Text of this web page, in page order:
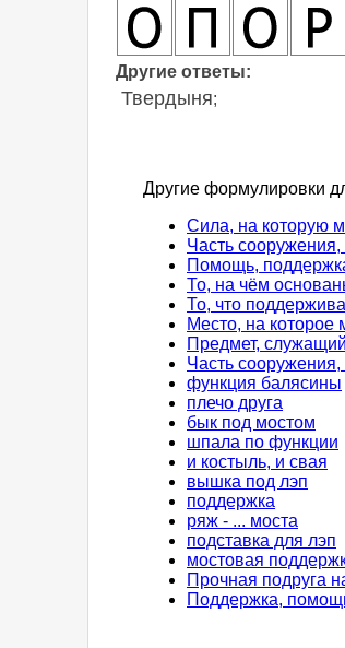
Другие ответы:
Твердыня;
Другие формулировки
Сила, на которую
Часть
Помощь,
То, на чём
То, что
Место, на которое
Предмет,
Часть сооружения,
функция балясины
плечо друга
бык под мостом
шпала по функции
и костыль, и свая
вышка под лэп
поддержка
ряж - ... моста
подставка для лэп
мостовая
Прочная подруга
Поддержка,